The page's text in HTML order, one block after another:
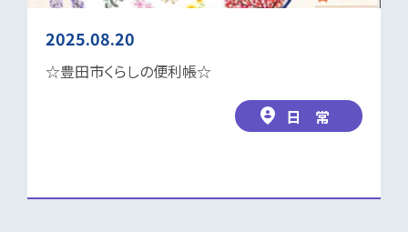
2025.08.20
☆豊田市くらしの便利帳☆
日 常